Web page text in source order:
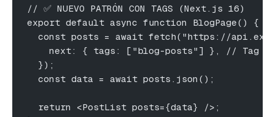
// ✅ NUEVO PATRÓN CON TAGS (Next.js 16)
export default async function BlogPage() {
const posts = await fetch("https://
next: { tags: ["blog-posts"] }, // Tag
  });
  const data = await posts.json();
  return <PostList posts={data} />;